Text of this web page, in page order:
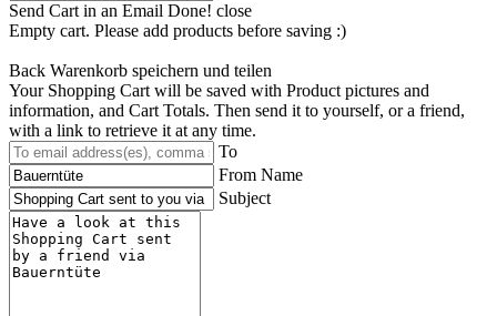
Send Cart in an Email Done! close
Empty cart. Please add products before saving :)
Back Warenkorb speichern und teilen
Your Shopping Cart will be saved with Product pictures and
information, and Cart Totals. Then send it to yourself, or a friend,
with a link to retrieve it at any time.
To
From Name
Subject